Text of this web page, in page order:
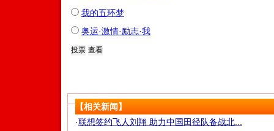
我的五环梦
奥运·激情·励志·我
【相关新闻】
·联想签约飞人刘翔 助力中国田径队备战北...